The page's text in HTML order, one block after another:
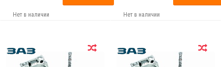
Нет в наличии Нет в наличии